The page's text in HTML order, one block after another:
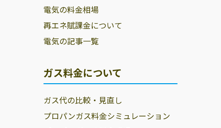
電気の料金相場
再エネ賦課金について
電気の記事一覧
ガス料金について
ガス代の比較・見直し
プロパンガス料金シミュレーション